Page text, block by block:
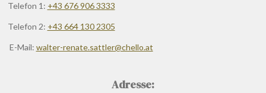
Telefon 1: +43 676 906 3333
Telefon 2: +43 664 130 2305
E-Mail: walter-renate.sattler@chello.at
Adresse: